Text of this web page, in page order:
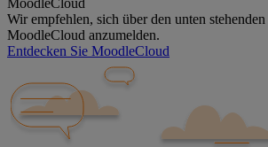
MoodleCloud
Wir empfehlen, sich über den unten
MoodleCloud anzumelden.
Entdecken Sie MoodleCloud